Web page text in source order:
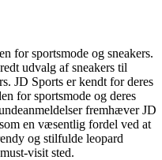
for sportsmode og sneakers.
udvalg af sneakers til
JD Sports er kendt for deres
for sportsmode og deres
fremhæver JD
en væsentlig fordel ved at
og stilfulde leopard
visit sted.